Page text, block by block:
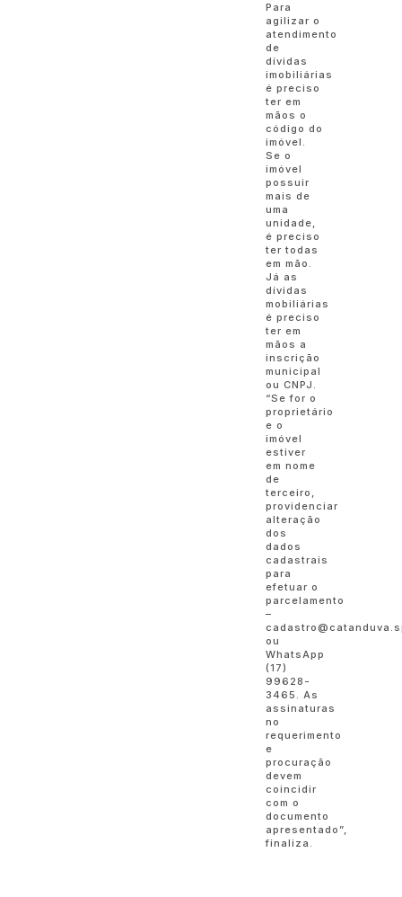
Para
agilizar o
atendimento
de
dívidas
imobiliárias
é preciso
ter em
mãos o
código do
imóvel.
Se o
imóvel
possuir
mais de
uma
unidade,
é preciso
ter todas
em mão.
Já as
dívidas
mobiliárias
é preciso
ter em
mãos a
inscrição
municipal
ou CNPJ.
“Se for o
proprietário
e o
imóvel
estiver
em nome
de
terceiro,
providenciar
alteração
dos
dados
cadastrais
para
efetuar o
parcelamento
–
ou
WhatsApp
(17)
99628-
3465. As
assinaturas
no
requerimento
e
procuração
devem
coincidir
com o
documento
apresentado”,
finaliza.